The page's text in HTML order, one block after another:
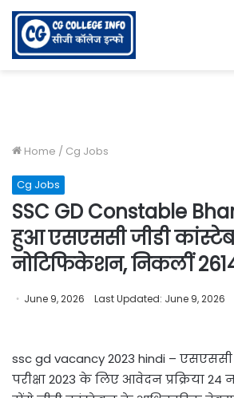
Home / Cg Jobs
Cg Jobs
SSC GD Constable
हुआ एसएससी जीडी
नोटिफिकेशन, निकलीं
June 9, 2026 Last Updated: June 9, 2026
ssc gd vacancy 2023 hindi – एसएससी
परीक्षा 2023 के लिए आवेदन प्रक्रिया